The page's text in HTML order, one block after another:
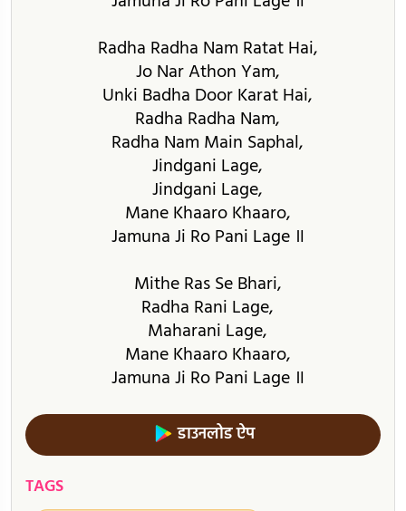
Radha Radha Nam Ratat Hai,
Jo Nar Athon Yam,
Unki Badha Door Karat Hai,
Radha Radha Nam,
Radha Nam Main Saphal,
Jindgani Lage,
Jindgani Lage,
Mane Khaaro Khaaro,
Jamuna Ji Ro Pani Lage ॥
Mithe Ras Se Bhari,
Radha Rani Lage,
Maharani Lage,
Mane Khaaro Khaaro,
Jamuna Ji Ro Pani Lage ॥
डाउनलोड ऐप
TAGS